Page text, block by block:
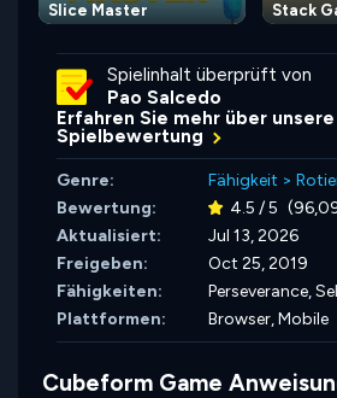
Slice Master Stack
Spielinhalt überprüft von
Pao Salcedo
Erfahren Sie mehr über
Spielbewertung
Genre: Fähigkeit >
Bewertung:
4.5 / 5
Aktualisiert:
Jul 13, 2026
Freigeben:
Oct 25, 2019
Fähigkeiten:
Perseverance,
Plattformen:
Browser, Mobile
Cubeform Game